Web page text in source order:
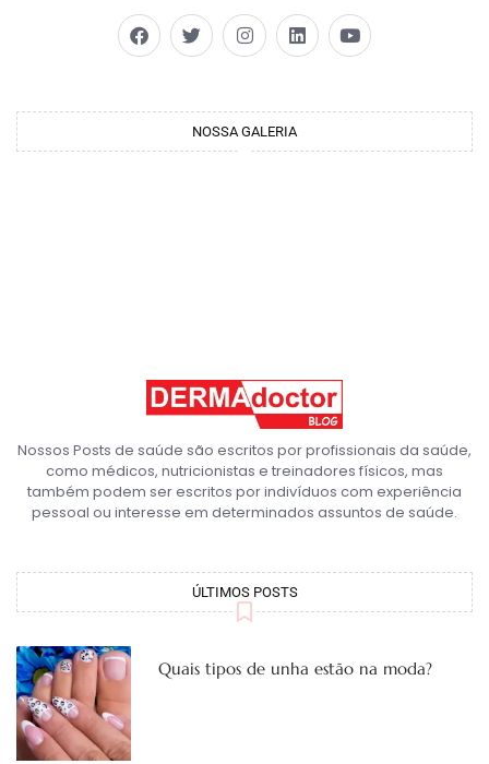
NOSSA GALERIA
Nossos Posts de saúde são escritos por profissionais da saúde,
como médicos, nutricionistas e treinadores físicos, mas
também podem ser escritos por indivíduos com experiência
pessoal ou interesse em determinados assuntos de saúde.
ÚLTIMOS POSTS
Quais tipos de unha estão na moda?